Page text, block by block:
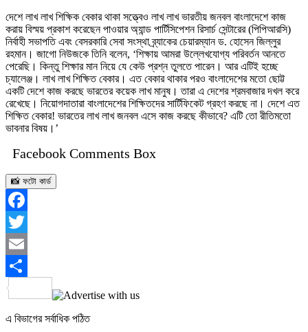
দেশে লাখ লাখ শিক্ষিক বেকার থাকা সত্ত্বেও লাখ লাখ ভারতীয় জনবল বাংলাদেশে কাজ
করায় বিস্ময় প্রকাশ করেছেন পাওয়ার অ্যান্ড পার্টিসিপেশন রিসার্চ সেন্টারের (পিপিআরসি)
নির্বাহী সভাপতি এবং বেসরকারি সেবা সংস্থা ব্র্যাকের চেয়ারম্যান ড. হোসেন জিল্লুর
রহমান। জাগো নিউজকে তিনি বলেন, ‘শিক্ষায় আমরা উল্লেখযোগ্য পরিবর্তন আনতে
পেরেছি। কিন্তু শিক্ষার মান নিয়ে যে কেউ প্রশ্ন তুলতে পারেন। আর এটিই হচ্ছে
চ্যালেঞ্জ। লাখ লাখ শিক্ষিত বেকার। এত বেকার থাকার পরও বাংলাদেশের মতো ছোট্ট
একটি দেশে কাজ করছে ভারতের কয়েক লাখ মানুষ। তারা এ দেশের শ্রমবাজার দখল করে
রেখেছে। নিয়োগদাতারা বাংলাদেশের শিক্ষিতদের সার্টিফিকেট গ্রহণ করছে না। দেশে এত
শিক্ষিত বেকার! ভারতের লাখ লাখ জনবল এসে কাজ করছে কীভাবে? এটি তো রীতিমতো
ভাবনার বিষয়।’
Facebook Comments Box
📸 ফটো কার্ড
Facebook
Twitter
Email
Share
এ বিভাগের সর্বাধিক পঠিত